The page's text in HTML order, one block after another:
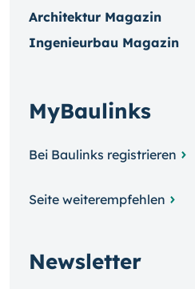
Architektur Magazin
Ingenieurbau Magazin
MyBaulinks
Bei Baulinks registrieren
Seite weiterempfehlen
Newsletter